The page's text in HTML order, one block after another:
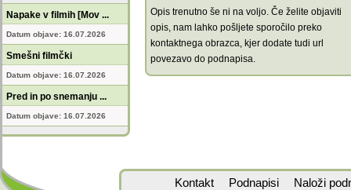
Napake v filmih [Mov ...
Datum objave: 16.07.2026
Smešni filmčki
Datum objave: 16.07.2026
Pred in po snemanju ...
Datum objave: 16.07.2026
Opis trenutno še ni na voljo. Če želite objaviti
opis, nam lahko pošljete sporočilo preko
kontaktnega obrazca, kjer dodate tudi url
povezavo do podnapisa.
Kontakt Podnapisi Naloži